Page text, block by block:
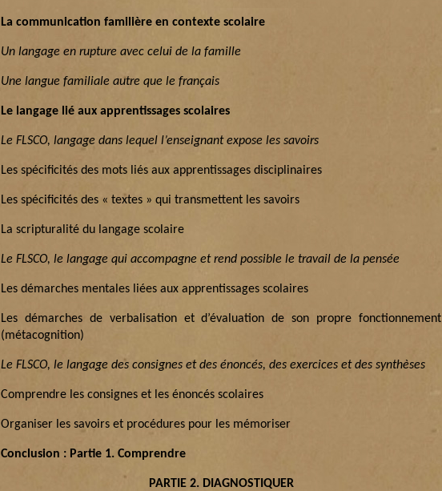
La communication familière en contexte scolaire
Un langage en rupture avec celui de la famille
Une langue familiale autre que le français
Le langage lié aux apprentissages scolaires
Le FLSCO, langage dans lequel l’enseignant expose les savoirs
Les spécificités des mots liés aux apprentissages disciplinaires
Les spécificités des « textes » qui transmettent les savoirs
La scripturalité du langage scolaire
Le FLSCO, le langage qui accompagne et rend possible le travail de la pensée
Les démarches mentales liées aux apprentissages scolaires
Les démarches de verbalisation et d’évaluation de son propre fonctionnement
(métacognition)
Le FLSCO, le langage des consignes et des énoncés, des exercices et des synthèses
Comprendre les consignes et les énoncés scolaires
Organiser les savoirs et procédures pour les mémoriser
Conclusion : Partie 1. Comprendre
PARTIE 2. DIAGNOSTIQUER